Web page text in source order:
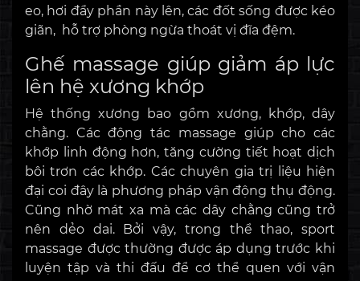
eo, hơi đẩy phần này lên, các đốt sống được kéo
giãn, hỗ trợ phòng ngừa thoát vị đĩa đệm.
Ghế massage giúp giảm áp lực
lên hệ xương khớp
Hệ thống xương bao gồm xương, khớp, dây
chằng. Các động tác massage giúp cho các
khớp linh động hơn, tăng cường tiết hoạt dịch
bôi trơn các khớp. Các chuyên gia trị liệu hiện
đại coi đây là phương pháp vận động thụ động.
Cũng nhờ mát xa mà các dây chằng cũng trở
nên dẻo dai. Bởi vậy, trong thể thao, sport
massage được thường được áp dụng trước khi
luyện tập và thi đấu để cơ thể quen với vận